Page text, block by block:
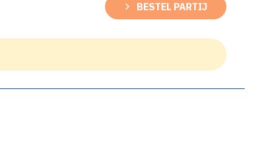
BESTEL PARTIJ